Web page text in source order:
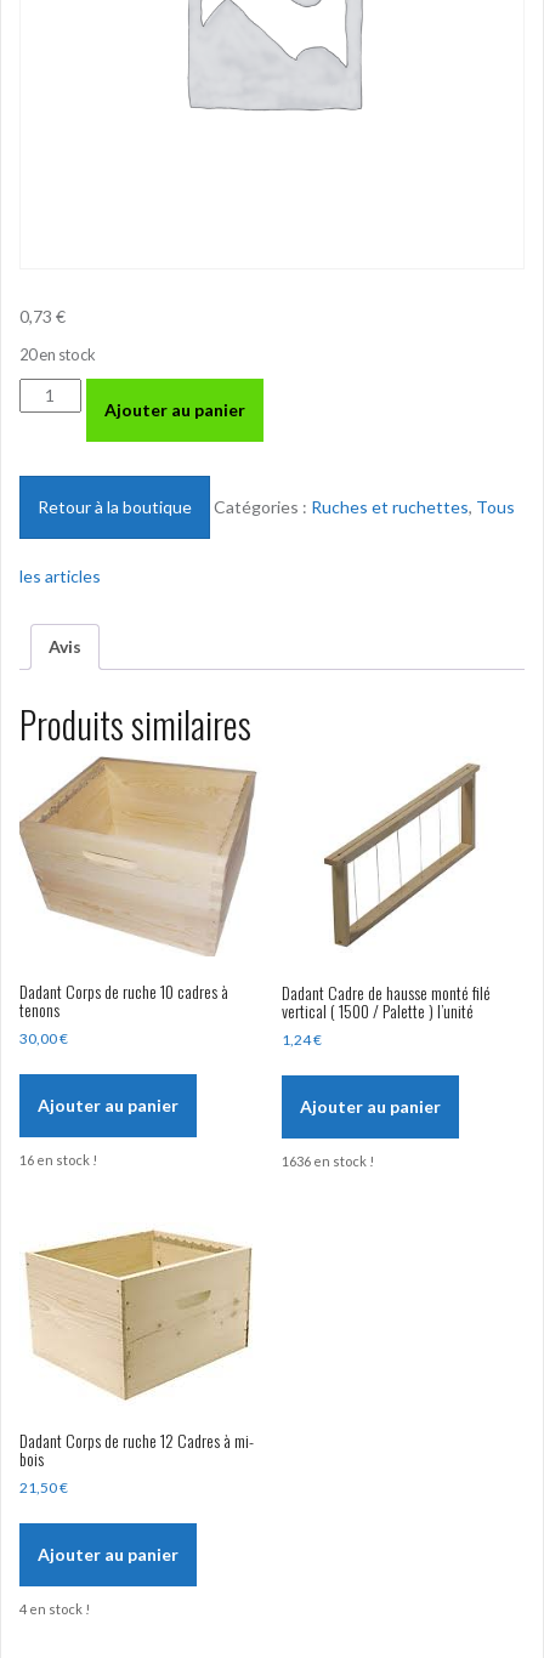
0,73 €
20 en stock
quantité
de
monté-
verticaux
Ajouter au panier
Retour à la boutique Catégories : Ruches et ruchettes, Tous
les articles
Avis
Produits similaires
Dadant Corps de ruche 10 cadres à
tenons
30,00€
Ajouter au panier
16 en stock !
Dadant Cadre de hausse monté filé
vertical ( 1500 / Palette ) l’unité
1,24€
Ajouter au panier
1636 en stock !
Dadant Corps de ruche 12 Cadres à mi-
bois
21,50€
Ajouter au panier
4 en stock !